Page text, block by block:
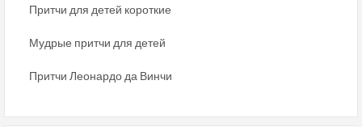
Притчи для детей короткие
Мудрые притчи для детей
Притчи Леонардо да Винчи